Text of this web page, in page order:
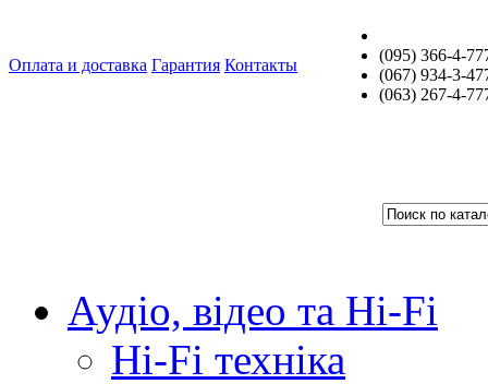
Оплата и доставка Гарантия Контакты
(095) 366-4-
(067) 934-3-
(063) 267-4-
Аудіо, відео та Hi-Fi
Hi-Fi техніка